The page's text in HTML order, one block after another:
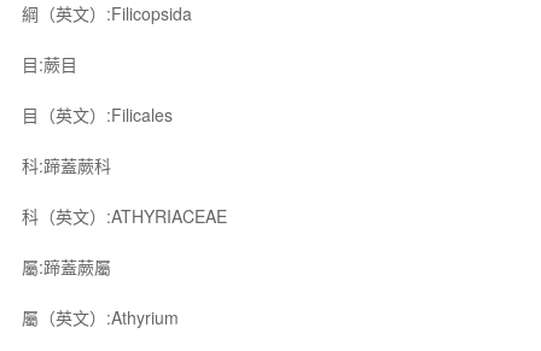
綱（英文）:Filicopsida
目:蕨目
目（英文）:Filicales
科:蹄蓋蕨科
科（英文）:ATHYRIACEAE
屬:蹄蓋蕨屬
屬（英文）:Athyrium